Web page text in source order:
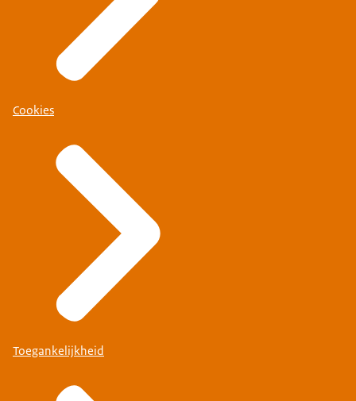
Cookies
Toegankelijkheid